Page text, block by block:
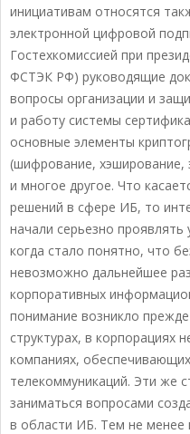
инициативам относятся
электронной цифровой
Гостехкомиссией при
ФСТЭК РФ) руководящие
вопросы организации и
и работу системы
основные элементы
(шифрование,
и многое другое. Что
решений в сфере ИБ, то
начали серьезно
когда стало понятно, что
невозможно дальнейшее
корпоративных
понимание возникло
структурах, в корпорациях
компаниях,
телекоммуникаций. Эти же
заниматься вопросами
в области ИБ. Тем не менее